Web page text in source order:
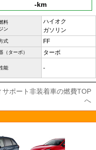
-km
料
ン
ハイオク
ガソリン
式 FF
（ターボ） ターボ
能 -
ポート非装着車の燃費TOP
へ